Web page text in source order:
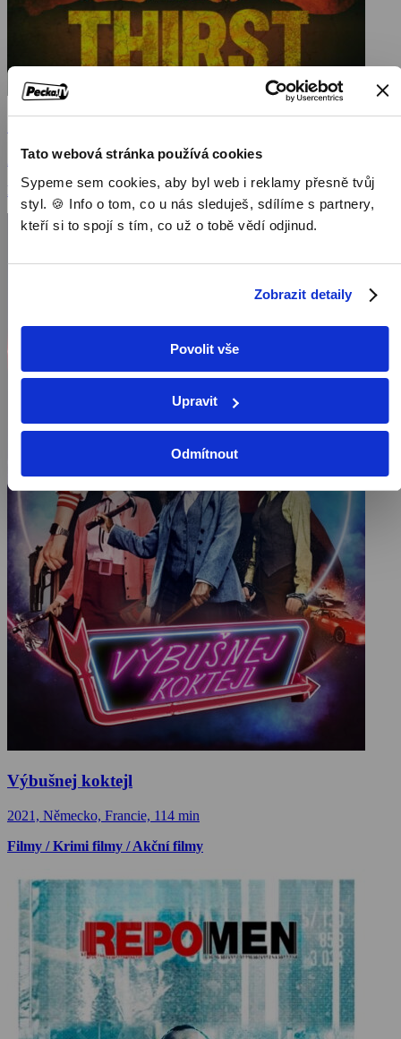
Tato webová stránka používá cookies
Sypeme sem cookies, aby byl web i reklamy přesně tvůj
styl. 🍪 Info o tom, co u nás sleduješ, sdílíme s partnery,
kteří si to spojí s tím, co už o tobě vědí odjinud.
Zobrazit detaily
Povolit vše
Upravit
Odmítnout
2015, USA, 87 min
Filmy / Thrillery / Akční filmy
Výbušnej koktejl
2021, Německo, Francie, 114 min
Filmy / Krimi filmy / Akční filmy